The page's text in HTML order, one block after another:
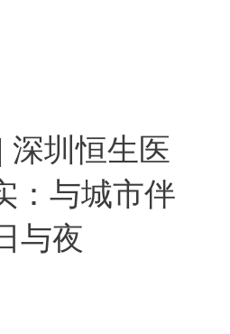
深圳恒生医
：与城市伴
与夜